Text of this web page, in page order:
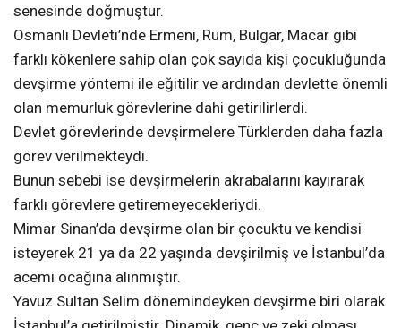
senesinde doğmuştur.
Osmanlı Devleti’nde Ermeni, Rum, Bulgar, Macar gibi
farklı kökenlere sahip olan çok sayıda kişi çocukluğunda
devşirme yöntemi ile eğitilir ve ardından devlette önemli
olan memurluk görevlerine dahi getirilirlerdi.
Devlet görevlerinde devşirmelere Türklerden daha fazla
görev verilmekteydi.
Bunun sebebi ise devşirmelerin akrabalarını kayırarak
farklı görevlere getiremeyecekleriydi.
Mimar Sinan’da devşirme olan bir çocuktu ve kendisi
isteyerek 21 ya da 22 yaşında devşirilmiş ve İstanbul’da
acemi ocağına alınmıştır.
Yavuz Sultan Selim dönemindeyken devşirme biri olarak